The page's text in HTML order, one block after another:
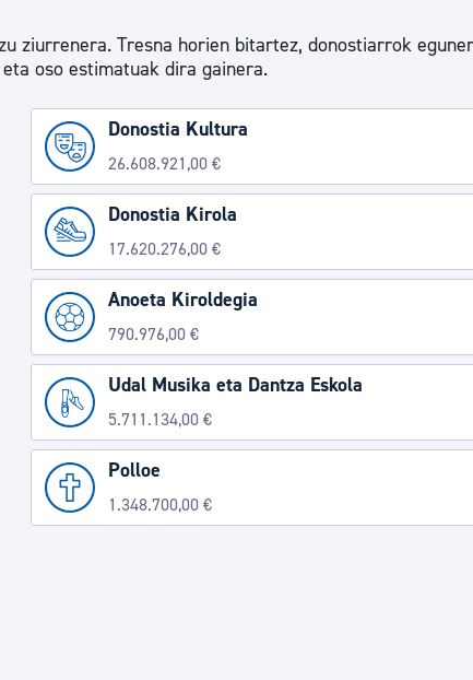
ziurrenera. Tresna horien bitartez, donostiarrok
oso estimatuak dira gainera.
Donostia Kultura
26.608.921,00 €
Donostia Kirola
17.620.276,00 €
Anoeta Kiroldegia
790.976,00 €
Udal Musika eta Dantza Eskola
5.711.134,00 €
Polloe
1.348.700,00 €